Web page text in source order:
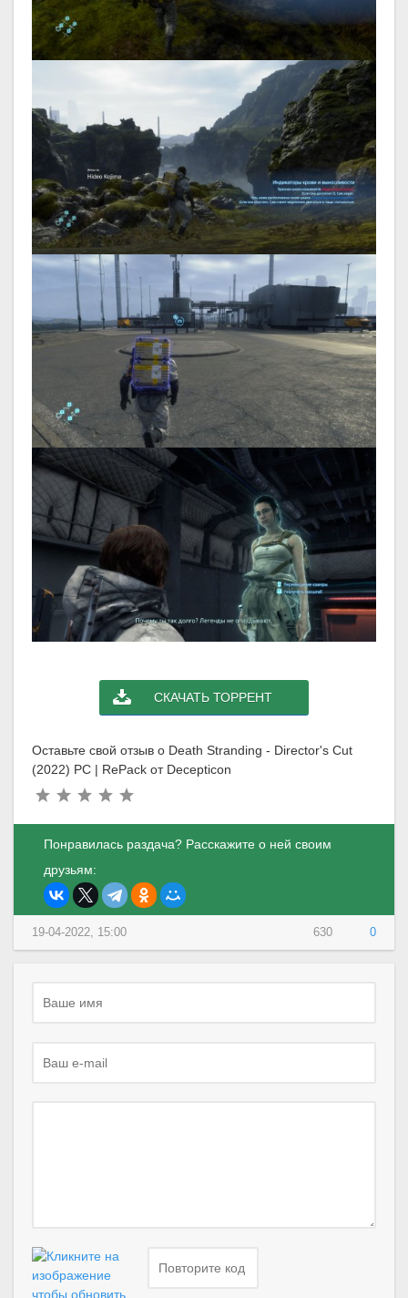
СКАЧАТЬ ТОРРЕНТ
Оставьте свой отзыв о Death Stranding - Director's Cut
(2022) PC | RePack от Decepticon
Понравилась раздача? Расскажите о ней своим
друзьям:
630 0
19-04-2022, 15:00